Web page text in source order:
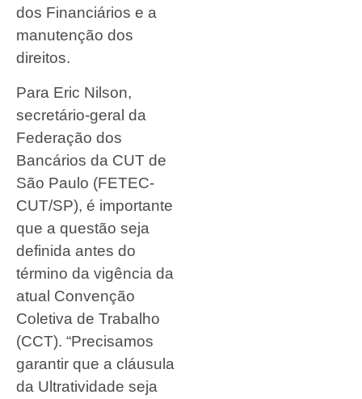
dos Financiários e a
manutenção dos
direitos.
Para Eric Nilson,
secretário-geral da
Federação dos
Bancários da CUT de
São Paulo (FETEC-
CUT/SP), é importante
que a questão seja
definida antes do
término da vigência da
atual Convenção
Coletiva de Trabalho
(CCT). “Precisamos
garantir que a cláusula
da Ultratividade seja